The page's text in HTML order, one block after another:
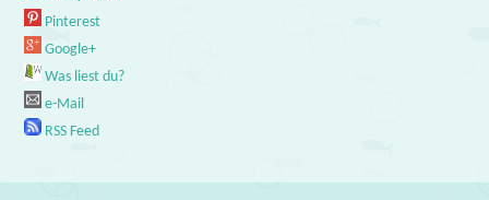
Pinterest
Google+
Was liest du?
e-Mail
RSS Feed